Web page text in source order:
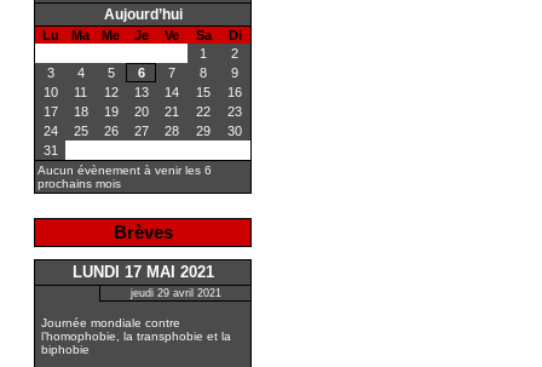
Aujourd’hui
Lu Ma Me Je Ve Sa
Di
1
2
3
4 5 6 7 8
9
10
11 12 13 14 15
16
17
18 19 20 21 22
23
24
25 26 27 28 29
30
31
Aucun évènement à venir les 6
prochains mois
Brèves
LUNDI 17 MAI 2021
jeudi 29 avril 2021
Journée mondiale contre
l’homophobie, la transphobie et la
biphobie